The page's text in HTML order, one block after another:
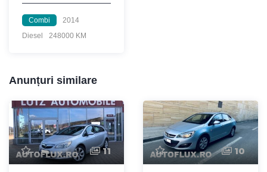
Combi
2014
Diesel
248000 KM
Anunțuri similare
11 10